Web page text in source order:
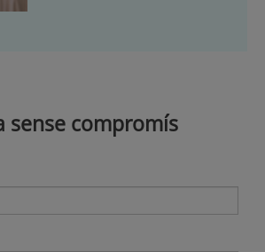
sense compromís